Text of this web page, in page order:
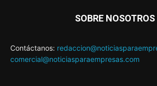
SOBRE NOSOTROS
Contáctanos:
comercial@noticiasparaempresas.com